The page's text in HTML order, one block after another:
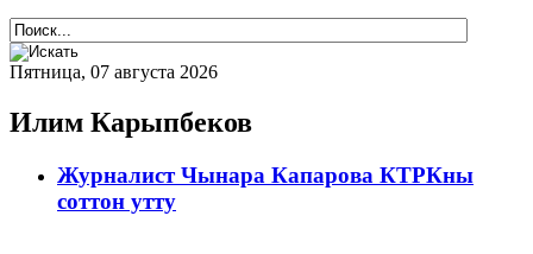
Пятница, 07 августа 2026
Илим Карыпбеков
Журналист Чынара Капарова КТРКны
соттон утту